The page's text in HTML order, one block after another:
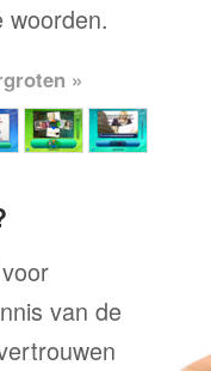
woorden.
»
van de